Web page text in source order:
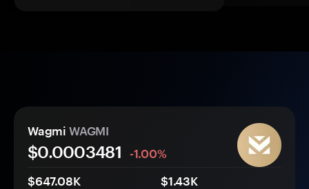
Wagmi WAGMI
$0.0003481
-1.00%
$647.08K
$1.43K